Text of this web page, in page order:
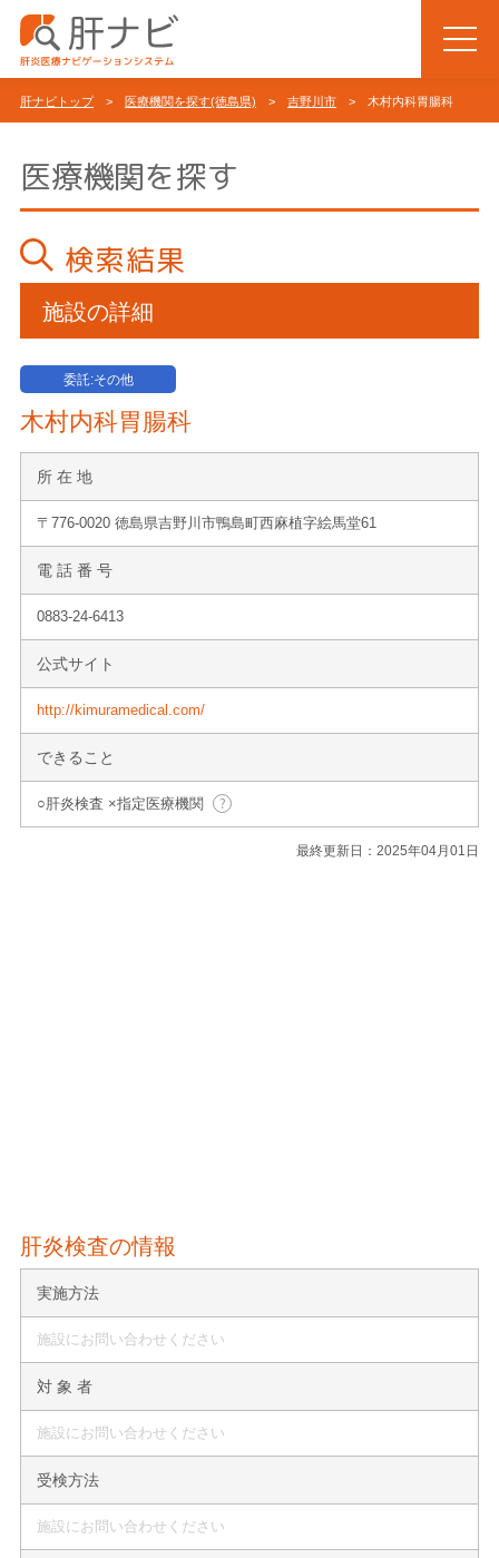
肝ナビトップ> 医療機関を探す(徳島県) > 吉野川市 > 木村内科胃腸科
医療機関を探す
検索結果
施設の詳細
委託:その他
木村内科胃腸科
所 在 地
〒776-0020 徳島県吉野川市鴨島町西麻植字絵馬堂61
電 話 番 号
0883-24-6413
公式サイト
http://kimuramedical.com/
できること
○肝炎検査 ×指定医療機関
最終更新日：2025年04月01日
肝炎検査の情報
実施方法
施設にお問い合わせください
対 象 者
施設にお問い合わせください
受検方法
施設にお問い合わせください